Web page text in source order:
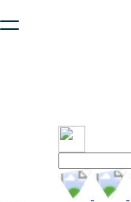
безопасную работу с